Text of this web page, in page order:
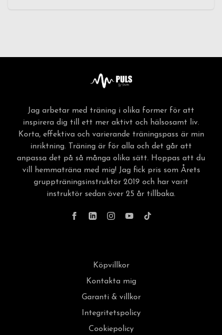
Jag arbetar med träning i olika former för att
inspirera dig till ett mer aktivt och hälsosamt liv.
Korta, effektiva och varierande träningspass är min
inriktning. Träning är för alla och det går att
anpassa det på så många olika sätt. Hoppas att du
vill hemmaträna med mig! Jag fick pris som Årets
gruppträningsinstruktör 2019 och har varit
instruktör sedan över 25 år tillbaka.
Köpvillkor
Kontakta mig
Garanti & villkor
Integritetspolicy
Cookiepolicy